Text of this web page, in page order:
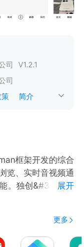
司 V1.2.1
司
策 简介
框架开发的综合
览、实时音视频通
。独创&#34;评理
，提供从内容创作
乐社交与商务服务
展开
更多